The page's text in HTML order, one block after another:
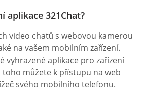
aplikace 321Chat?
video chatů s webovou kamerou
na vašem mobilním zařízení.
vyhrazené aplikace pro zařízení
můžete k přístupu na web
svého mobilního telefonu.